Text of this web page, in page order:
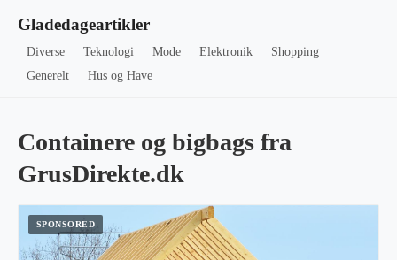
Gladedageartikler
Diverse Teknologi Mode Elektronik
Shopping
Generelt
Hus og Have
Containere og bigbags fra
GrusDirekte.dk